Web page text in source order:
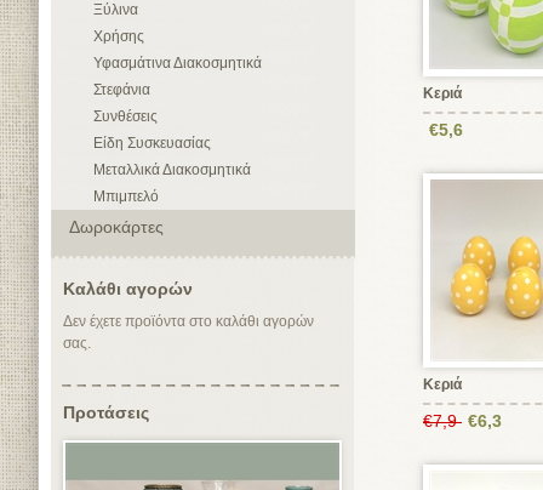
Ξύλινα
Χρήσης
Υφασμάτινα Διακοσμητικά
Στεφάνια
Συνθέσεις
Είδη Συσκευασίας
Μεταλλικά Διακοσμητικά
Μπιμπελό
Δωροκάρτες
Καλάθι αγορών
Δεν έχετε προϊόντα στο καλάθι αγορών
σας.
Προτάσεις
Κεριά
€5,6
Κεριά
€7,9 €6,3